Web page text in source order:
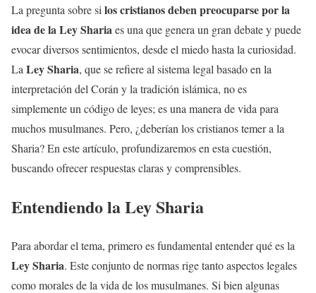
La pregunta sobre si los cristianos deben preocuparse por la
idea de laLey Shariaes una que genera un gran debate y puede
evocar diversos sentimientos, desde el miedo hasta la curiosidad.
La Ley Sharia, que se refiere al sistema legal basado en la
interpretación del Corán y la tradición islámica, no es
simplemente un código de leyes; es una manera de vida para
muchos musulmanes. Pero, ¿deberían los cristianos temer a la
Sharia? En este artículo, profundizaremos en esta cuestión,
buscando ofrecer respuestas claras y comprensibles.
Entendiendo laLey Sharia
Para abordar el tema, primero es fundamental entender qué es la
Ley Sharia. Este conjunto de normas rige tanto aspectos legales
como morales de la vida de los musulmanes. Si bien algunas